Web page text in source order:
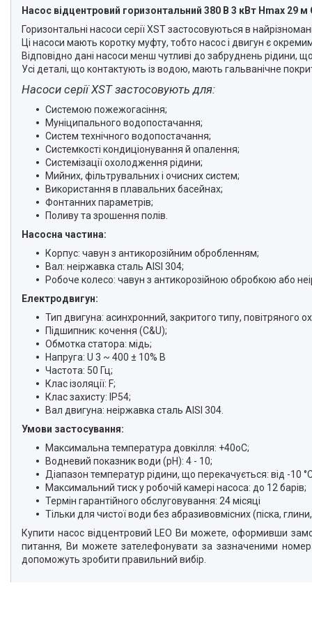
Насос відцентровий горизонтальний 380 В 3 кВт Hmax 29
Горизонтальні насоси серії XST застосовуються в
Ці насоси мають коротку муфту, тобто насос і двигун є
Відповідно дані насоси менш чутливі до забруднень рідини,
Усі деталі, що контактують із водою, мають гальванічне
Насоси серії XST застосовують для:
Системою пожежогасіння;
Муніципального водопостачання;
Систем технічного водопостачання;
Системкості кондиціонування й опалення;
Системізації охолодження рідини;
Мийних, фільтрувальних і очисних систем;
Використання в плавальних басейнах;
Фонтанних параметрів;
Поливу та зрошення полів.
Насосна частина:
Корпус: чавун з антикорозійним обробленням;
Вал: неіржавка сталь AISI 304;
Робоче колесо: чавун з антикорозійною обробкою або
Електродвигун:
Тип двигуна: асинхронний, закритого типу,
Підшипник: кочення (C&U);
Обмотка статора: мідь;
Напруга: U 3 ~ 400 ± 10% В
Частота: 50 Гц;
Клас ізоляції: F;
Клас захисту: IP54;
Вал двигуна: неіржавка сталь AISI 304.
Умови застосування:
Максимальна температура довкілля: +40oС;
Водневий показник води (рН): 4 - 10;
Діапазон температур рідини, що перекачується: від -10
Максимальний тиск у робочій камері насоса: до 12 барів;
Термін гарантійного обслуговування: 24 місяці
Тільки для чистої води без абразивовмісних (піска,
Купити насос відцентровий LEO Ви можете, оформивши
питання, Ви можете зателефонувати за зазначеними
допоможуть зробити правильний вибір.